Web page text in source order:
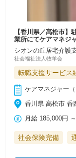
【香川県／高松市
業所にてケアマネジ
シオンの丘居宅介護
社会福祉法人牧羊会
転職支援サービス
ケアマネジャー
香川県 高松市 香
月給 185,000円
社会保険完備